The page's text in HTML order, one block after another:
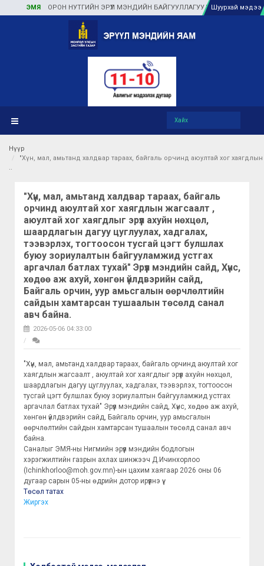
ОРОН НУТГИЙН ЭРҮҮЛ МЭНДИЙН БАЙГУУЛЛАГУУДАД ТУЛГАМДАЖ БУЙ
Шуурхай мэдээ
Нүүр
"Хүн, мал, амьтанд халдвар тараах, байгаль орчинд аюултай хог
"Хүн, мал, амьтанд халдвар тараах, байгаль
орчинд аюултай хог хаягдлын жагсаалт ,
аюултай хог хаягдлыг эрүүл ахуйн нөхцөл,
шаардлагын дагуу цуглуулах, хадгалах,
тээвэрлэх, тогтоосон тусгай цэгт булшлах
буюу зориулалтын байгууламжид устгах
аргачлал батлах тухай" Эрүүл мэндийн сайд, Хүнс,
хөдөө аж ахуй, хөнгөн үйлдвэрийн сайд,
Байгаль орчин, уур амьсгалын өөрчлөлтийн
сайдын хамтарсан тушаалын төсөлд санал
авч байна.
2026-05-06 04:33:00
"Хүн, мал, амьтанд халдвар тараах, байгаль орчинд аюултай хог
хаягдлын жагсаалт , аюултай хог хаягдлыг эрүүл ахуйн нөхцөл,
шаардлагын дагуу цуглуулах, хадгалах, тээвэрлэх, тогтоосон
тусгай цэгт булшлах буюу зориулалтын байгууламжид устгах
аргачлал батлах тухай" Эрүүл мэндийн сайд, Хүнс, хөдөө аж ахуй,
хөнгөн үйлдвэрийн сайд, Байгаль орчин, уур амьсгалын
өөрчлөлтийн сайдын хамтарсан тушаалын төсөлд санал авч
байна.
Саналыг ЭМЯ-ны Нигмийн эрүүл мэндийн бодлогын
хэрэгжилтийн газрын ахлах шинжээч Д.Ичинхорлоо
(Ichinkhorloo@moh.gov.mn)-ын цахим хаягаар 2026 оны 06
дугаар сарын 05-ны өдрийн дотор ирүүлнэ үү.
Төсөл татах
Жиргэх